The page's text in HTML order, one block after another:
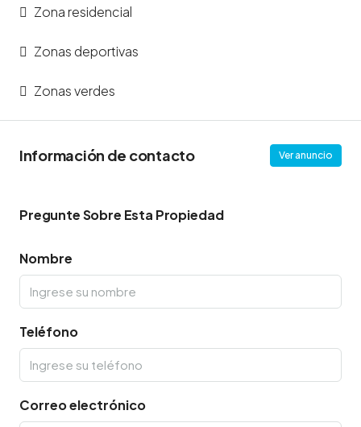
Zona residencial
Zonas deportivas
Zonas verdes
Información de contacto Ver anuncio
Pregunte Sobre Esta Propiedad
Nombre
Teléfono
Correo electrónico